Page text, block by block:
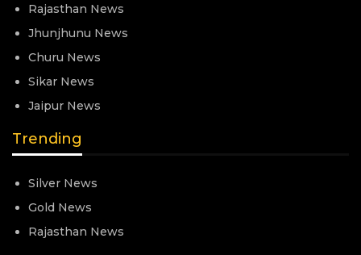
Rajasthan News
Jhunjhunu News
Churu News
Sikar News
Jaipur News
Trending
Silver News
Gold News
Rajasthan News